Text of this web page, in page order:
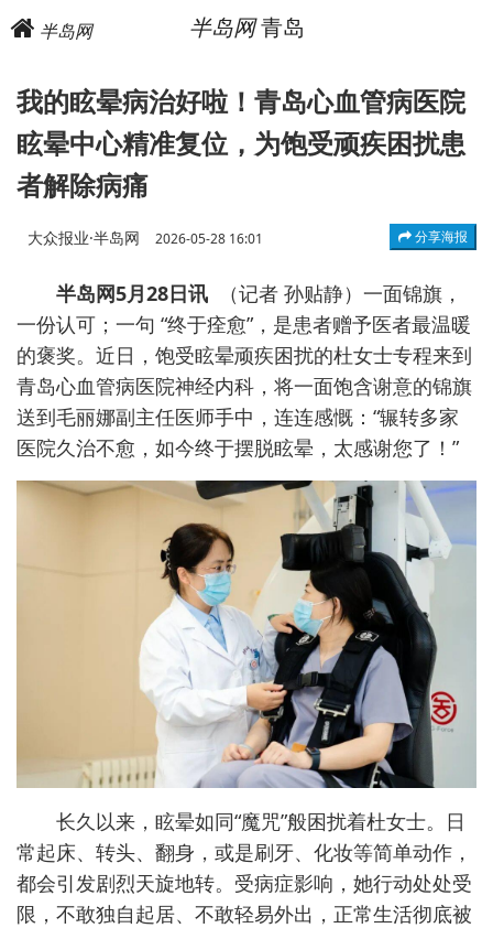
半岛网 半岛网青岛
我的眩晕病治好啦！青岛心血管病医院
眩晕中心精准复位，为饱受顽疾困扰患
者解除病痛 ​
大众报业·半岛网 2026-05-28 16:01 分享海报
半岛网5月28日讯 （记者 孙贴静）一面锦旗，
一份认可；一句 “终于痊愈”，是患者赠予医者最温暖
的褒奖。近日，饱受眩晕顽疾困扰的杜女士专程来到
青岛心血管病医院神经内科，将一面饱含谢意的锦旗
送到毛丽娜副主任医师手中，连连感慨：“辗转多家
医院久治不愈，如今终于摆脱眩晕，太感谢您了！”
长久以来，眩晕如同“魔咒”般困扰着杜女士。日
常起床、转头、翻身，或是刷牙、化妆等简单动作，
都会引发剧烈天旋地转。受病症影响，她行动处处受
限，不敢独自起居、不敢轻易外出，正常生活彻底被